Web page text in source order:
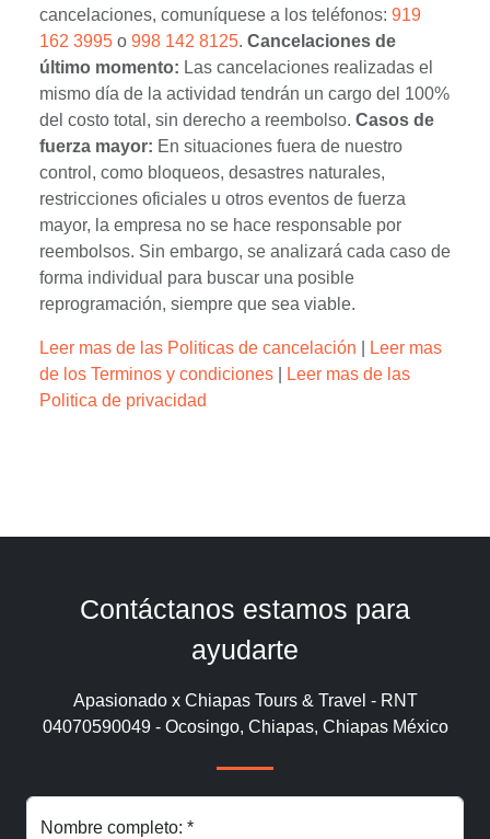
cancelaciones, comuníquese a los teléfonos: 919
162 3995 o 998 142 8125. Cancelaciones de
último momento: Las cancelaciones realizadas el
mismo día de la actividad tendrán un cargo del 100%
del costo total, sin derecho a reembolso. Casos de
fuerza mayor: En situaciones fuera de nuestro
control, como bloqueos, desastres naturales,
restricciones oficiales u otros eventos de fuerza
mayor, la empresa no se hace responsable por
reembolsos. Sin embargo, se analizará cada caso de
forma individual para buscar una posible
reprogramación, siempre que sea viable.
Leer mas de las Politicas de cancelación
Leer mas
de los Terminos y condiciones
Leer mas de las
Politica de privacidad
Contáctanos estamos para
ayudarte
Apasionado x Chiapas Tours & Travel - RNT
04070590049 - Ocosingo, Chiapas, Chiapas México
Nombre completo: *